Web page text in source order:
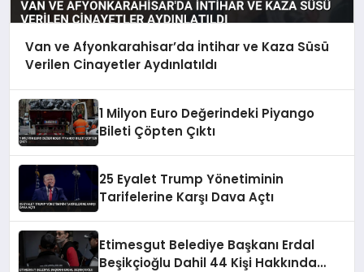
Van ve Afyonkarahisar’da İntihar ve Kaza Süsü
Verilen Cinayetler Aydınlatıldı
1 Milyon Euro Değerindeki Piyango
Bileti Çöpten Çıktı
25 Eyalet Trump Yönetiminin
Tarifelerine Karşı Dava Açtı
Etimesgut Belediye Başkanı Erdal
Beşikçioğlu Dahil 44 Kişi Hakkında